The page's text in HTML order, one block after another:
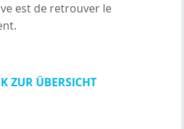
est de retrouver le
ZUR ÜBERSICHT